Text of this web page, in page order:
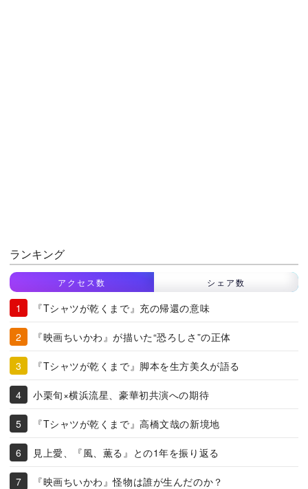
ランキング
アクセス数 シェア数
『Tシャツが乾くまで』充の帰還の意味
『映画ちいかわ』が描いた“恐ろしさ”の正体
『Tシャツが乾くまで』脚本を生方美久が語る
小栗旬×横浜流星、豪華初共演への期待
『Tシャツが乾くまで』高橋文哉の新境地
見上愛、『風、薫る』との1年を振り返る
『映画ちいかわ』怪物は誰が生んだのか？